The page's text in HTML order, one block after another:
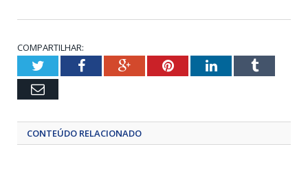
COMPARTILHAR:
TwitterFacebookGoogle+PinterestLinkedInTumblr
Email
CONTEÚDO RELACIONADO